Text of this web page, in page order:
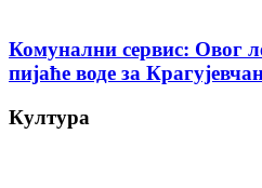
Комунални сервис: Овог
пијаће воде за
Култура